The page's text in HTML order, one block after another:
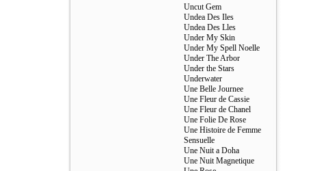
Uncut Gem
Undea Des Iles
Undea Des Lles
Under My Skin
Under My Spell Noelle
Under The Arbor
Under the Stars
Underwater
Une Belle Journee
Une Fleur de Cassie
Une Fleur de Chanel
Une Folie De Rose
Une Histoire de Femme
Sensuelle
Une Nuit a Doha
Une Nuit Magnetique